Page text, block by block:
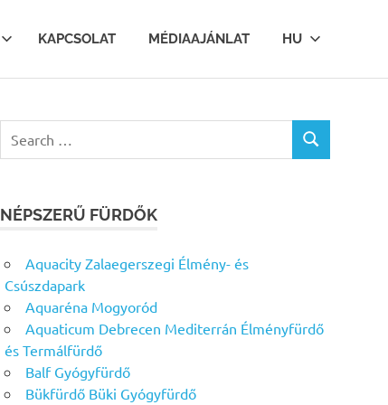
KAPCSOLAT MÉDIAAJÁNLAT HU
for:
SEARCH
NÉPSZERŰ FÜRDŐK
Aquacity Zalaegerszegi Élmény- és
Csúszdapark
Aquaréna Mogyoród
Aquaticum Debrecen Mediterrán Élményfürdő
és Termálfürdő
Balf Gyógyfürdő
Bükfürdő Büki Gyógyfürdő